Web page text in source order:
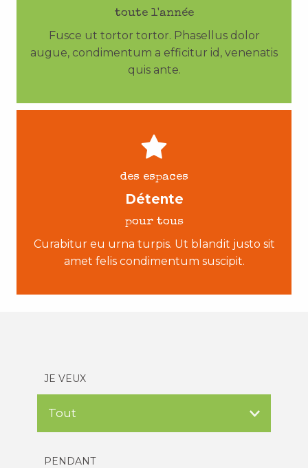
toute l'année
Fusce ut tortor tortor. Phasellus dolor
augue, condimentum a efficitur id, venenatis
quis ante.
des espaces
Détente
pour tous
Curabitur eu urna turpis. Ut blandit justo sit
amet felis condimentum suscipit.
JE VEUX
PENDANT